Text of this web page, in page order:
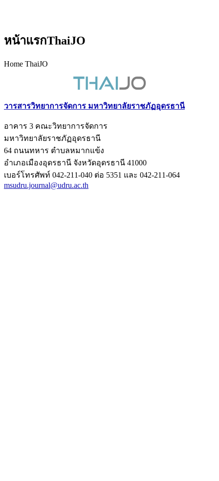
หน้าแรกThaiJO
Home ThaiJO
วารสารวิทยาการจัดการ มหาวิทยาลัยราชภัฏอุดรธานี
อาคาร 3 คณะวิทยาการจัดการ
มหาวิทยาลัยราชภัฏอุดรธานี
64 ถนนทหาร ตำบลหมากแข้ง
อำเภอเมืองอุดรธานี จังหวัดอุดรธานี 41000
เบอร์โทรศัพท์ 042-211-040 ต่อ 5351 และ 042-211-064
msudru.journal@udru.ac.th